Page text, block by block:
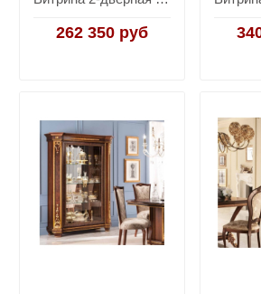
262 350 руб